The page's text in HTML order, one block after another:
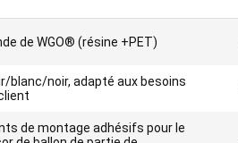
de WGO® (résine +PET)
blanc/noir, adapté aux besoins
de montage adhésifs pour le